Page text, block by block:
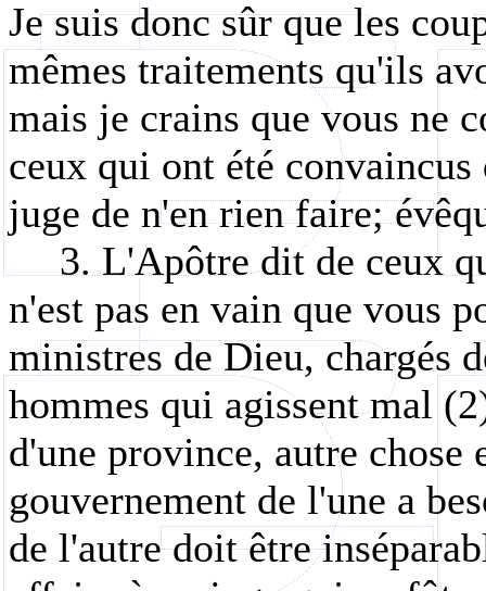
Je suis donc sûr que les
mêmes traitements qu'ils
mais je crains que vous ne
ceux qui ont été
juge de n'en rien faire;
3. L'Apôtre dit de ceux
n'est pas en vain que vous
ministres de Dieu, chargés
hommes qui agissent mal
d'une province, autre chose
gouvernement de l'une a
de l'autre doit être